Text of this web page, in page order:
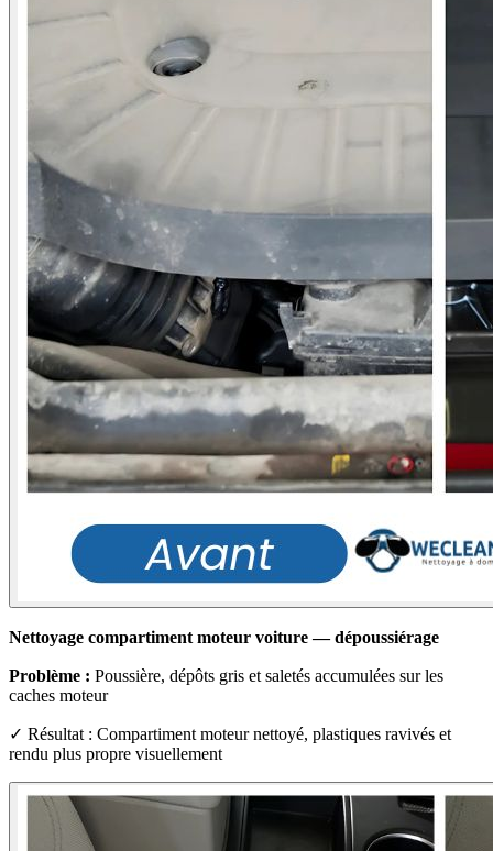
Nettoyage compartiment moteur voiture — dépoussiérage
Problème : Poussière, dépôts gris et saletés accumulées sur les
caches moteur
✓ Résultat : Compartiment moteur nettoyé, plastiques ravivés et
rendu plus propre visuellement